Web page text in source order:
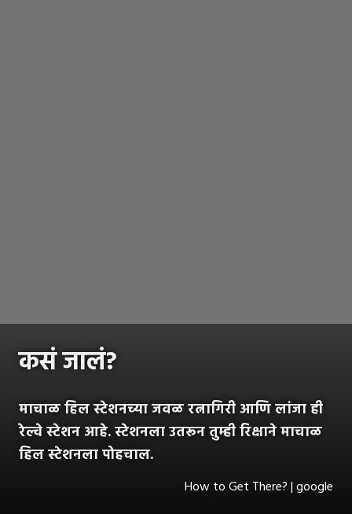
कसं जालं?
माचाळ हिल स्टेशनच्या जवळ रत्नागिरी आणि लांजा ही
रेल्वे स्टेशन आहे. स्टेशनला उतरून तुम्ही रिक्षाने माचाळ
हिल स्टेशनला पोहचाल.
How to Get There? | google